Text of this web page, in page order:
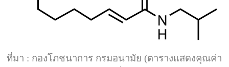
ที่มา : กองโภชนาการ กรมอนามัย (ตารางแสดงคุณค่า